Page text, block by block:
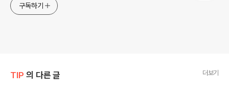
구독하기
TIP 의 다른 글 더보기